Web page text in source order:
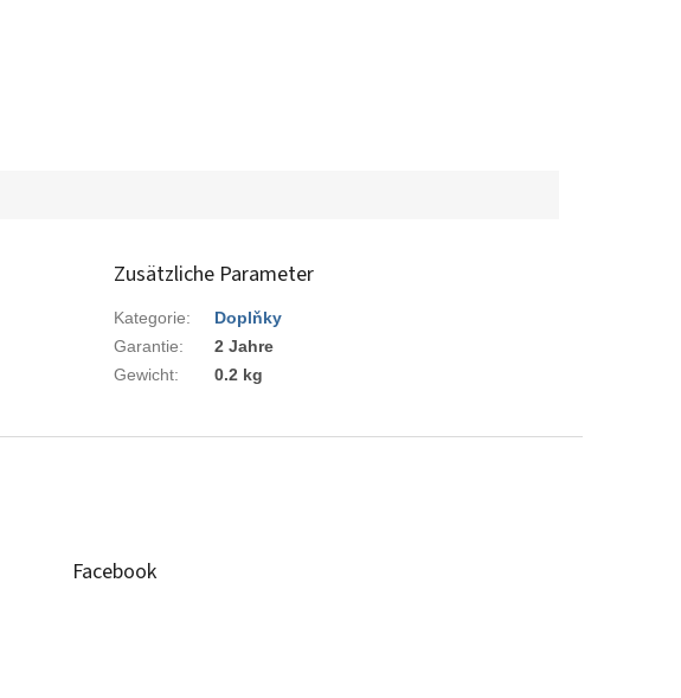
Zusätzliche Parameter
Kategorie:
Doplňky
Garantie:
2 Jahre
Gewicht: 0.2 kg
Facebook